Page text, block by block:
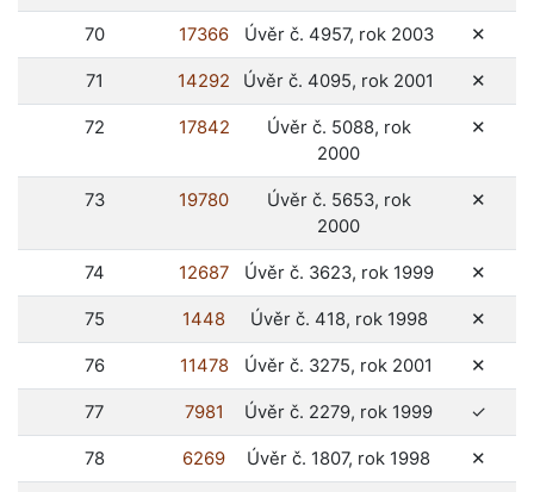
70 17366 Úvěr č. 4957, rok 2003 ✕
71 14292 Úvěr č. 4095, rok 2001 ✕
72 17842
Úvěr č. 5088, rok
2000
✕
73 19780
Úvěr č. 5653, rok
2000
✕
74 12687 Úvěr č. 3623, rok 1999 ✕
75 1448 Úvěr č. 418, rok 1998 ✕
76 11478 Úvěr č. 3275, rok 2001 ✕
77 7981 Úvěr č. 2279, rok 1999 ✓ano
78 6269 Úvěr č. 1807, rok 1998 ✕